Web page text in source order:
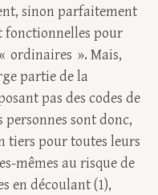
sinon parfaitement
fonctionnelles pour
ordinaires ». Mais,
partie de la
pas des codes de
personnes sont donc,
tiers pour toutes leurs
mêmes au risque de
en découlant (1),